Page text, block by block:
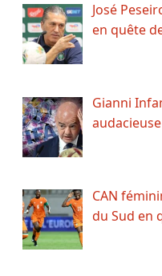
José
en quête
Gianni
CAN
du Sud en